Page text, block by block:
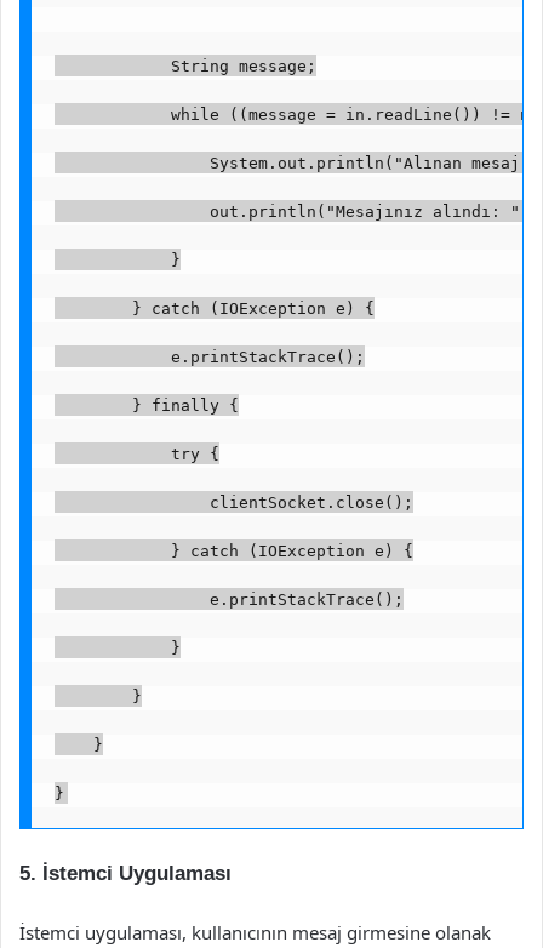
            String message;
while ((message = in.readLine()) !=
System.out.println("Alınan mesaj:
out.println("Mesajınız alındı: "
            }
        } catch (IOException e) {
            e.printStackTrace();
        } finally {
            try {
                clientSocket.close();
            } catch (IOException e) {
                e.printStackTrace();
            }
        }
    }
}
5. İstemci Uygulaması
İstemci uygulaması, kullanıcının mesaj girmesine olanak